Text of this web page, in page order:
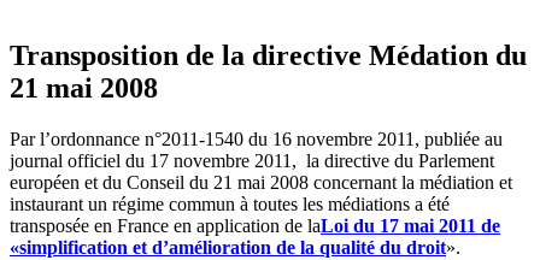
Transposition de la directive Médation du
21 mai 2008
Par l’ordonnance n°2011-1540 du 16 novembre 2011, publiée au
journal officiel du 17 novembre 2011, la directive du Parlement
européen et du Conseil du 21 mai 2008 concernant la médiation et
instaurant un régime commun à toutes les médiations a été
transposée en France en application de laLoi du 17 mai 2011 de
«simplification et d’amélioration de la qualité du droit».